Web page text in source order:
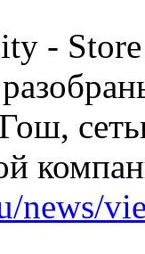
- Store
news/